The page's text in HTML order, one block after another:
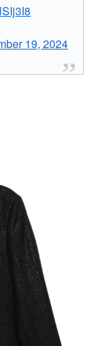
19, 2024